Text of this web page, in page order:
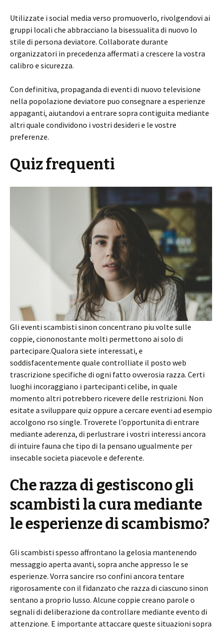
Utilizzate i social media verso promuoverlo, rivolgendovi ai
gruppi locali che abbracciano la bisessualita di nuovo lo
stile di persona deviatore. Collaborate durante
organizzatori in precedenza affermati a crescere la vostra
calibro e sicurezza.
Con definitiva, propaganda di eventi di nuovo televisione
nella popolazione deviatore puo consegnare a esperienze
appaganti, aiutandovi a entrare sopra contiguita mediante
altri quale condividono i vostri desideri e le vostre
preferenze.
Quiz frequenti
Gli eventi scambisti sinon concentrano piu volte sulle
coppie, ciononostante molti permettono ai solo di
partecipare.Qualora siete interessati, e
soddisfacentemente quale controlliate il posto web
trascrizione specifiche di ogni fatto ovverosia razza. Certi
luoghi incoraggiano i partecipanti celibe, in quale
momento altri potrebbero ricevere delle restrizioni. Non
esitate a sviluppare quiz oppure a cercare eventi ad esempio
accolgono rso single. Troverete l’opportunita di entrare
mediante aderenza, di perlustrare i vostri interessi ancora
di intuire fauna che tipo di la pensano ugualmente per
insecable societa piacevole e deferente.
Che razza di gestiscono gli
scambisti la cura mediante
le esperienze di scambismo?
Gli scambisti spesso affrontano la gelosia mantenendo
messaggio aperta avanti, sopra anche appresso le se
esperienze. Vorra sancire rso confini ancora tentare
rigorosamente con il fidanzato che razza di ciascuno sinon
sentano a proprio lusso. Alcune coppie creano parole o
segnali di deliberazione da controllare mediante evento di
attenzione. E importante attaccare queste situazioni sopra